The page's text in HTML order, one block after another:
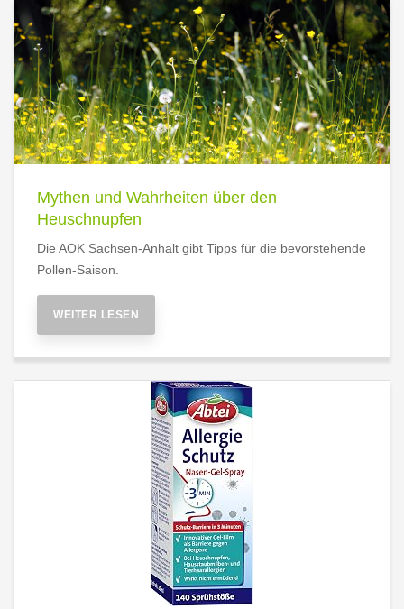
Mythen und Wahrheiten über den
Heuschnupfen
Die AOK Sachsen-Anhalt gibt Tipps für die bevorstehende
Pollen-Saison.
WEITER LESEN